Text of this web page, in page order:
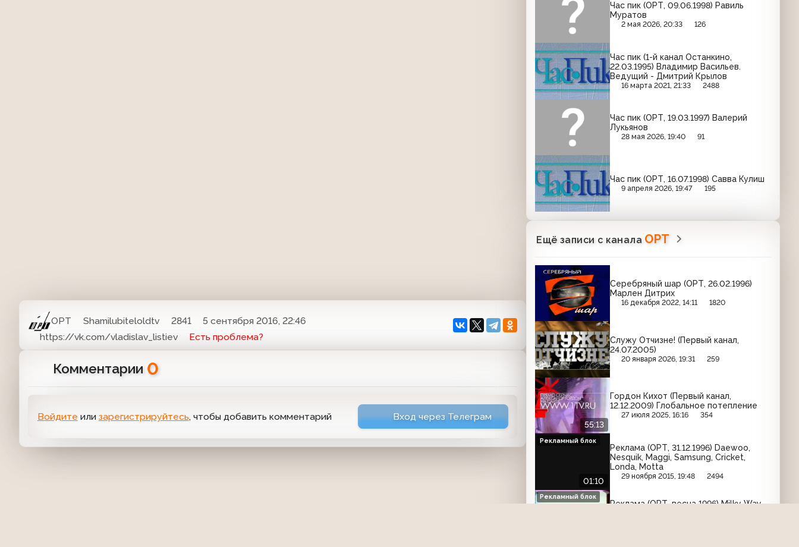
ОРТ Shamilubiteloldtv 2841
5 сентября 2016, 22:46
https://vk.com/vladislav_listiev
Есть проблема?
Комментарии 0
Войдите или зарегистрируйтесь, чтобы добавить комментарий Вход через Телеграм
Час пик (ОРТ, 09.06.1998) Равиль
Муратов
2 мая 2026, 20:33 126
Час пик (1-й канал Останкино,
22.03.1995) Владимир Васильев.
Ведущий - Дмитрий Крылов
16 марта 2021, 21:33 2488
Час пик (ОРТ, 19.03.1997) Валерий
Лукьянов
28 мая 2026, 19:40 91
Час пик (ОРТ, 16.07.1998) Савва Кулиш
9 апреля 2026, 19:47 195
Ещё записи с канала ОРТ
Серебряный шар (ОРТ, 26.02.1996)
Марлен Дитрих
16 декабря 2022, 14:11 1820
Служу Отчизне! (Первый канал,
24.07.2005)
20 января 2026, 19:31 259
55:13
Гордон Кихот (Первый канал,
12.12.2009) Глобальное потепление
27 июля 2025, 16:16 354
01:10
Реклама (ОРТ, 31.12.1996) Daewoo,
Nesquik, Maggi, Samsung, Cricket,
Londa, Motta
29 ноября 2015, 19:48 2494
Рекламный блок
Реклама (ОРТ, весна 1996) Milky Way,
Рекламный блок